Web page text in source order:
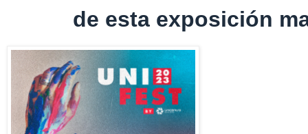
de esta exposición